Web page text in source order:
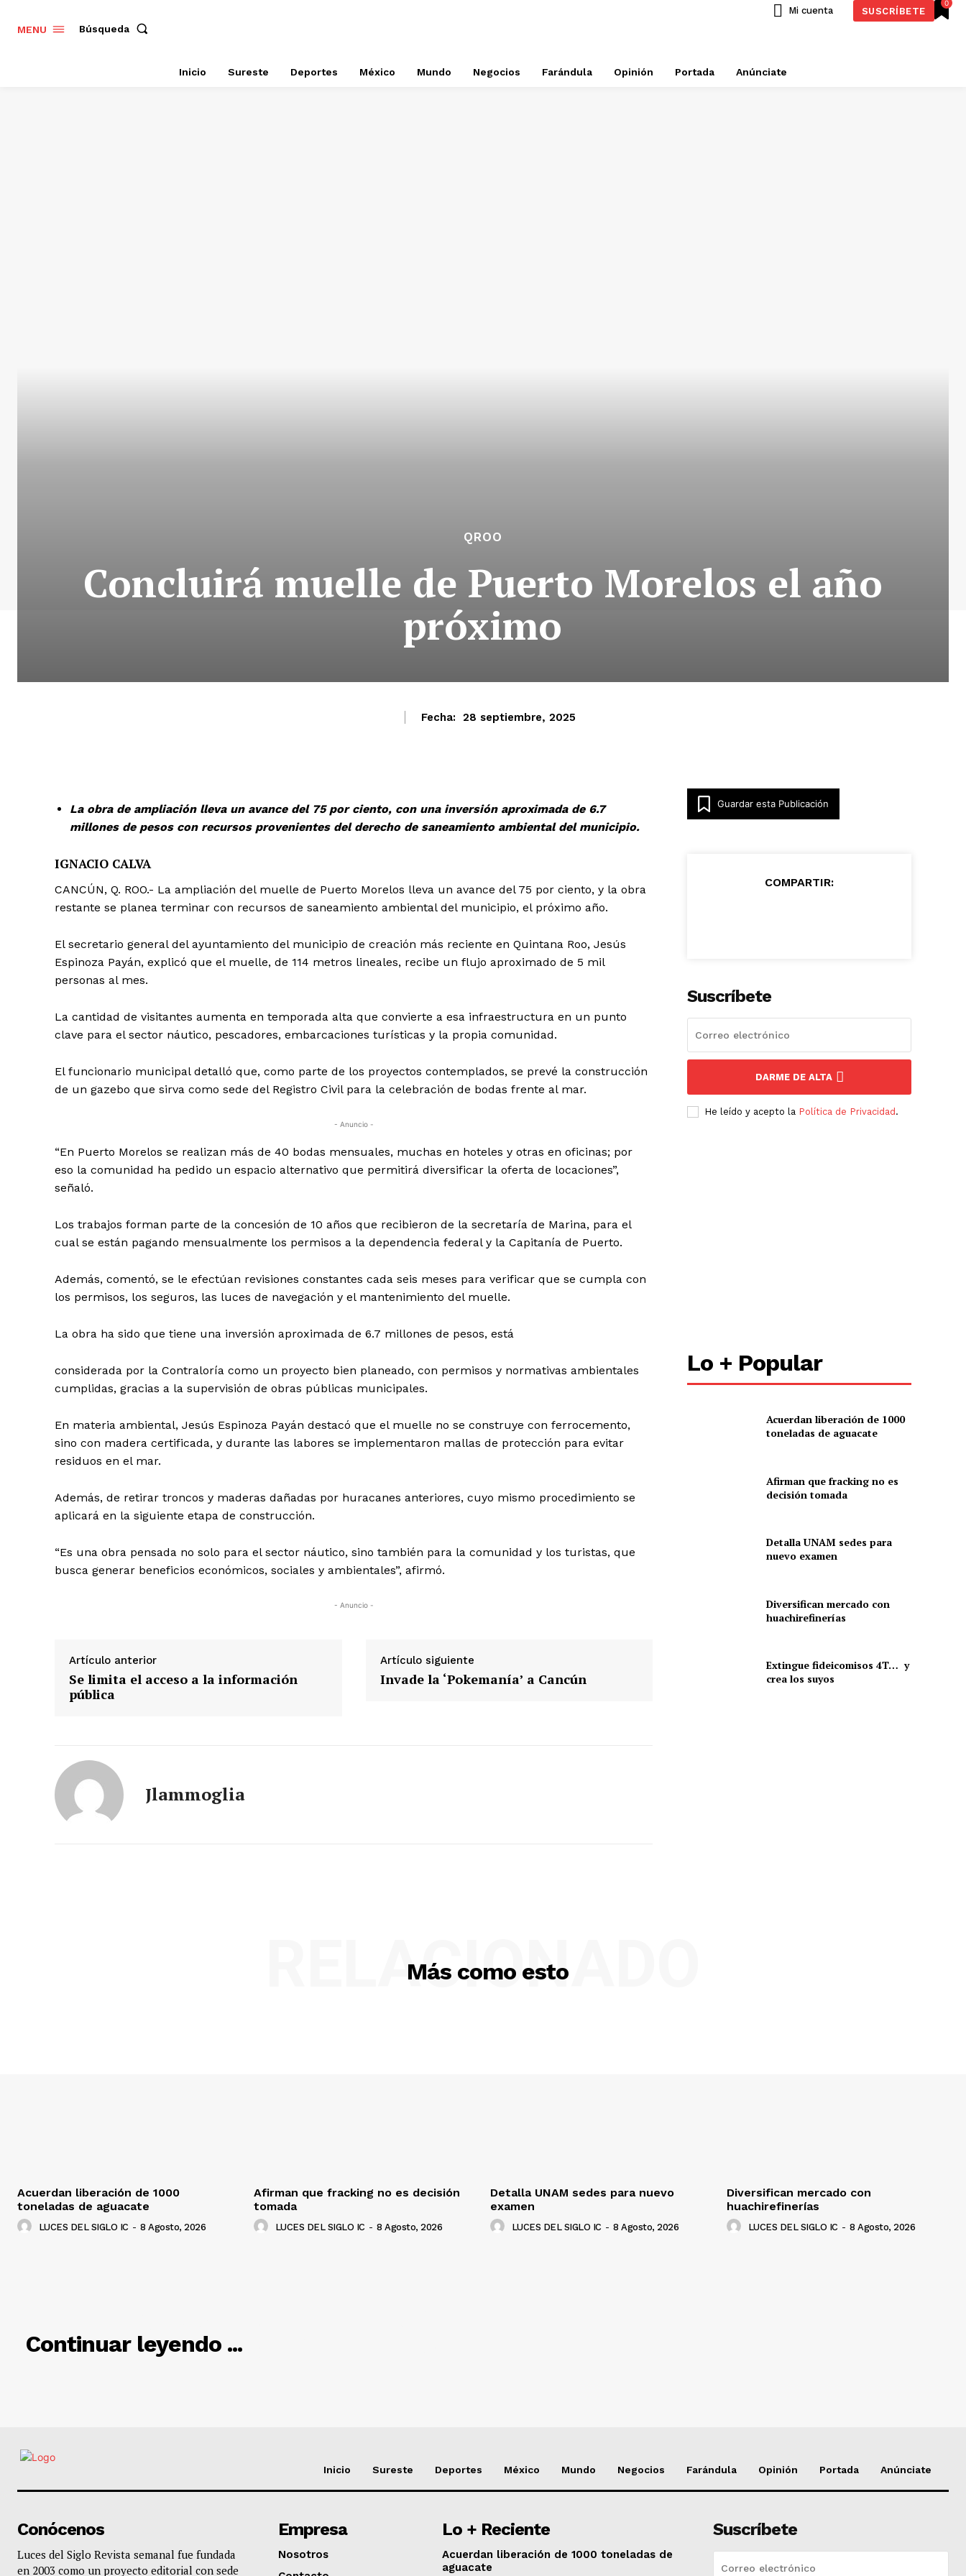
MENU Búsqueda
0
Mi cuenta SUSCRÍBETE
Inicio Sureste Deportes México Mundo Negocios Farándula Opinión Portada Anúnciate
QROO
Concluirá muelle de Puerto Morelos el año
próximo
Fecha: 28 septiembre, 2025
La obra de ampliación lleva un avance del 75 por ciento, con una inversión aproximada de 6.7
millones de pesos con recursos provenientes del derecho de saneamiento ambiental del municipio.
IGNACIO CALVA
CANCÚN, Q. ROO.- La ampliación del muelle de Puerto Morelos lleva un avance del 75 por ciento, y la obra
restante se planea terminar con recursos de saneamiento ambiental del municipio, el próximo año.
El secretario general del ayuntamiento del municipio de creación más reciente en Quintana Roo, Jesús
Espinoza Payán, explicó que el muelle, de 114 metros lineales, recibe un flujo aproximado de 5 mil
personas al mes.
La cantidad de visitantes aumenta en temporada alta que convierte a esa infraestructura en un punto
clave para el sector náutico, pescadores, embarcaciones turísticas y la propia comunidad.
El funcionario municipal detalló que, como parte de los proyectos contemplados, se prevé la construcción
de un gazebo que sirva como sede del Registro Civil para la celebración de bodas frente al mar.
- Anuncio -
“En Puerto Morelos se realizan más de 40 bodas mensuales, muchas en hoteles y otras en oficinas; por
eso la comunidad ha pedido un espacio alternativo que permitirá diversificar la oferta de locaciones”,
señaló.
Los trabajos forman parte de la concesión de 10 años que recibieron de la secretaría de Marina, para el
cual se están pagando mensualmente los permisos a la dependencia federal y la Capitanía de Puerto.
Además, comentó, se le efectúan revisiones constantes cada seis meses para verificar que se cumpla con
los permisos, los seguros, las luces de navegación y el mantenimiento del muelle.
La obra ha sido que tiene una inversión aproximada de 6.7 millones de pesos, está
considerada por la Contraloría como un proyecto bien planeado, con permisos y normativas ambientales
cumplidas, gracias a la supervisión de obras públicas municipales.
En materia ambiental, Jesús Espinoza Payán destacó que el muelle no se construye con ferrocemento,
sino con madera certificada, y durante las labores se implementaron mallas de protección para evitar
residuos en el mar.
Además, de retirar troncos y maderas dañadas por huracanes anteriores, cuyo mismo procedimiento se
aplicará en la siguiente etapa de construcción.
“Es una obra pensada no solo para el sector náutico, sino también para la comunidad y los turistas, que
busca generar beneficios económicos, sociales y ambientales”, afirmó.
- Anuncio -
Artículo anterior
Se limita el acceso a la información
pública
Artículo siguiente
Invade la ‘Pokemanía’ a Cancún
Jlammoglia
Guardar esta Publicación
COMPARTIR:
Suscríbete
DARME DE ALTA
He leído y acepto la Política de Privacidad.
Lo + Popular
Acuerdan liberación de 1000
toneladas de aguacate
Afirman que fracking no es
decisión tomada
Detalla UNAM sedes para
nuevo examen
Diversifican mercado con
huachirefinerías
Extingue fideicomisos 4T… y
crea los suyos
Más como esto
RELACIONADO
Acuerdan liberación de 1000
toneladas de aguacate
LUCES DEL SIGLO IC - 8 Agosto, 2026
Afirman que fracking no es decisión
tomada
LUCES DEL SIGLO IC - 8 Agosto, 2026
Detalla UNAM sedes para nuevo
examen
LUCES DEL SIGLO IC - 8 Agosto, 2026
Diversifican mercado con
huachirefinerías
LUCES DEL SIGLO IC - 8 Agosto, 2026
Continuar leyendo ...
RELACIONADO
Inicio Sureste Deportes México Mundo Negocios Farándula Opinión Portada Anúnciate
Conócenos
Luces del Siglo Revista semanal fue fundada
en 2003 como un proyecto editorial con sede
Empresa
Nosotros
Lo + Reciente
Acuerdan liberación de 1000 toneladas de
aguacate
Suscríbete